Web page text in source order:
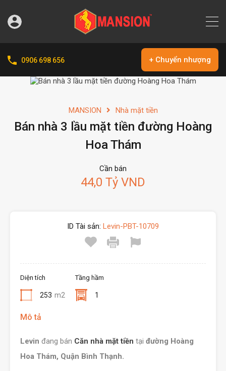
0906 698 656 + Chuyển nhượng
MANSION Nhà mặt tiền
Bán nhà 3 lầu mặt tiền đường Hoàng
Hoa Thám
Cần bán
44,0 Tỷ VND
ID Tài sản: Levin-PBT-10709
Diện tích
253 m2
Tầng hầm
1
Mô tả
Levin đang bán Căn nhà mặt tiền tại đường Hoàng
Hoa Thám, Quận Bình Thạnh.